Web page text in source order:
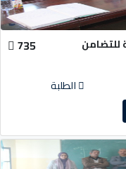
للتضامن
735
الطلبة